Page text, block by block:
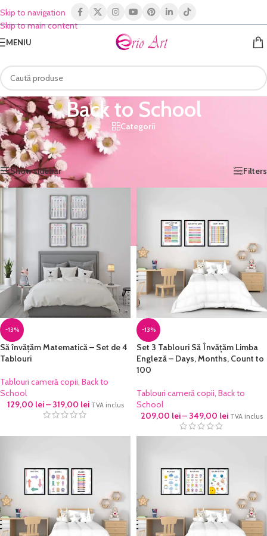
Skip to navigation
Skip to main content
MENIU
Back to School
Categorii
Prima pagină/Shop/Tablouri cameră copii
Afișez toate cele 7 rezultate
Show sidebar
Filters
-13%
Să învățăm Matematică – Set de 4
Tablouri
Tablouri cameră copii, Back to
School
129,00 lei– 319,00 lei TVA inclus
-13%
Set 3 Tablouri Să Învățăm Limba
Engleză – Days, Months, Count to
100
Tablouri cameră copii, Back to
School
209,00 lei– 349,00 lei TVA inclus